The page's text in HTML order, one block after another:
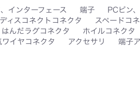
インターフェース 端子 PCピン
ィスコネクトコネクタ
スペードコ
はんだラグコネクタ ホイルコネクタ
ワイヤコネクタ アクセサリ 端子